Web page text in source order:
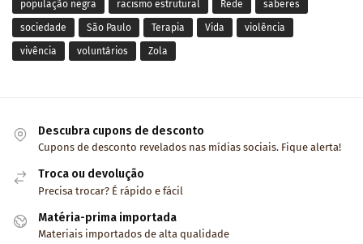
população negra racismo estrutural Rede saberes
sociedade São Paulo Terapia Vida violência
vivência voluntários Zola
Descubra cupons de desconto
Cupons de desconto revelados nas mídias sociais. Fique alerta!
Troca ou devolução
Precisa trocar? É rápido e fácil
Matéria-prima importada
Materiais importados de alta qualidade